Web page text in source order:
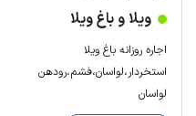
ویلا و باغ ویلا
اجاره روزانه باغ ویلا
استخردار،لواسان،فشم،رودهن
لواسان